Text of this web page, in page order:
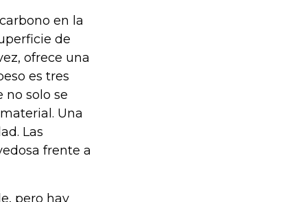
en la
de
ofrece una
es tres
no solo se
Una
Las
frente a
pero hay